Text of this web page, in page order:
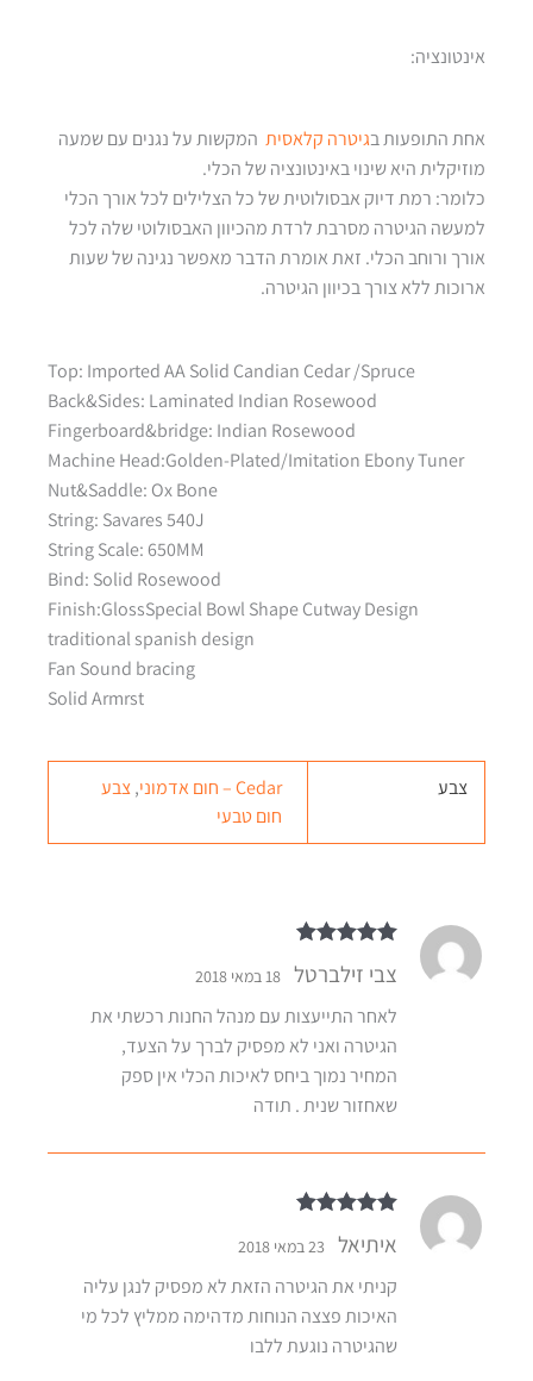
אינטונציה:
אחת התופעות בגיטרה קלאסית המקשות על נגנים עם שמעה
מוזיקלית היא שינוי באינטונציה של הכלי.
כלומר: רמת דיוק אבסולוטית של כל הצלילים לכל אורך הכלי
למעשה הגיטרה מסרבת לרדת מהכיוון האבסולוטי שלה לכל
אורך ורוחב הכלי. זאת אומרת הדבר מאפשר נגינה של שעות
ארוכות ללא צורך בכיוון הגיטרה.
Top: Imported AA Solid Candian Cedar /Spruce
Back&Sides: Laminated Indian Rosewood
Fingerboard&bridge: Indian Rosewood
Machine Head:Golden-Plated/Imitation Ebony Tuner
Nut&Saddle: Ox Bone
String: Savares 540J
String Scale: 650MM
Bind: Solid Rosewood
Finish:GlossSpecial Bowl Shape Cutway Design
traditional spanish design
Fan Sound bracing
Solid Armrst
צבע Cedar – חום אדמוני ,צבע
חום טבעי
צבי זילברטל 18 במאי 2018
לאחר התייעצות עם מנהל החנות רכשתי את
הגיטרה ואני לא מפסיק לברך על הצעד,
המחיר נמוך ביחס לאיכות הכלי אין ספק
שאחזור שנית . תודה
איתיאל 23 במאי 2018
קניתי את הגיטרה הזאת לא מפסיק לנגן עליה
האיכות פצצה הנוחות מדהימה ממליץ לכל מי
שהגיטרה נוגעת ללבו